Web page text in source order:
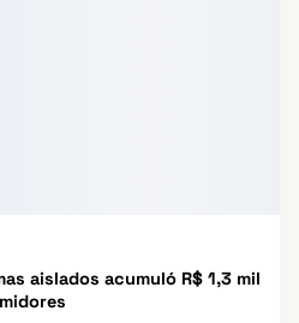
aislados acumuló R$ 1,3 mil